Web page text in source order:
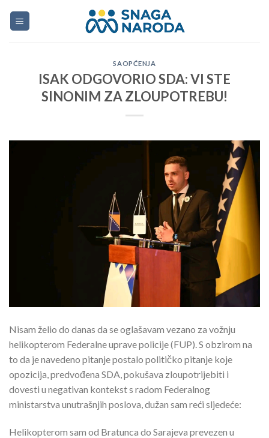
SAOPĆENJA
ISAK ODGOVORIO SDA: VI STE
SINONIM ZA ZLOUPOTREBU!
Nisam želio do danas da se oglašavam vezano za vožnju
helikopterom Federalne uprave policije (FUP). S obzirom na
to da je navedeno pitanje postalo političko pitanje koje
opozicija, predvođena SDA, pokušava zloupotrijebiti i
dovesti u negativan kontekst s radom Federalnog
ministarstva unutrašnjih poslova, dužan sam reći sljedeće:
Helikopterom sam od Bratunca do Sarajeva prevezen u